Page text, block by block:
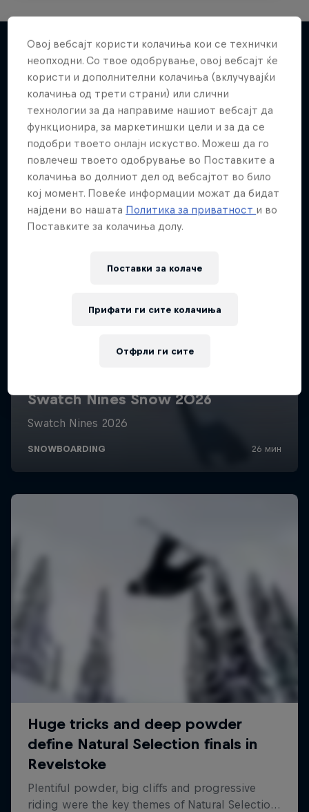
Повеќе слична содржина
Овој вебсајт користи колачиња кои се технички
неопходни. Со твое одобрување, овој вебсајт ќе
користи и дополнителни колачиња (вклучувајќи
колачиња од трети страни) или слични
технологии за да направиме нашиот вебсајт да
функционира, за маркетиншки цели и за да се
подобри твоето онлајн искуство. Можеш да го
повлечеш твоето одобрување во Поставките а
колачиња во долниот дел од вебсајтот во било
кој момент. Повеќе информации можат да бидат
најдени во нашата Политика за приватност и во
Поставките за колачиња долу.
Поставки за колачe
Отфрли ги сите
Прифати ги сите колачиња